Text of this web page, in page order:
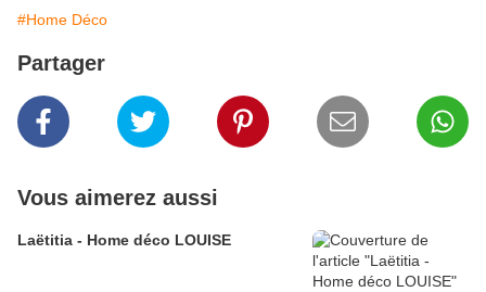
#Home Déco
Partager
Vous aimerez aussi
Laëtitia - Home déco LOUISE